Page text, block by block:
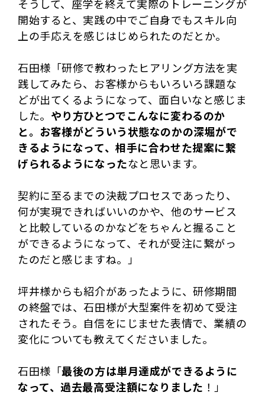
そうして、座学を終えて実際のトレーニングが
開始すると、実践の中でご自身でもスキル向
上の手応えを感じはじめられたのだとか。
石田様「研修で教わったヒアリング方法を実
践してみたら、お客様からもいろいろ課題な
どが出てくるようになって、面白いなと感じま
した。 やり方ひとつでこんなに変わるのか
と。お客様がどういう状態なのかの深堀がで
きるようになって、相手に合わせた提案に繋
げられるようになったなと思います。
契約に至るまでの決裁プロセスであったり、
何が実現できればいいのかや、他のサービス
と比較しているのかなどをちゃんと握ること
ができるようになって、それが受注に繋がっ
たのだと感じますね。」
坪井様からも紹介があったように、研修期間
の終盤では、石田様が大型案件を初めて受注
されたそう。自信をにじませた表情で、業績の
変化についても教えてくださいました。
石田様「最後の方は単月達成ができるように
なって、過去最高受注額になりました ！」